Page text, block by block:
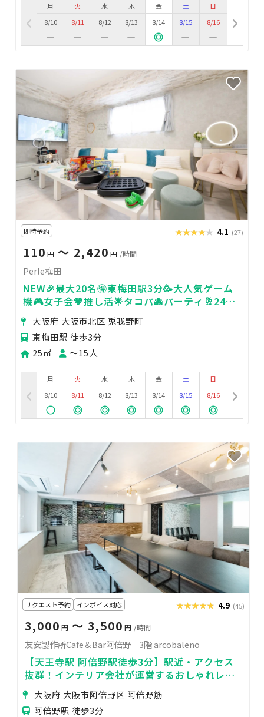
月
8/10
火
8/11
水
8/12
木
8/13
金
8/14
土
8/15
日
8/16
即時予約 ★★★★★
★★★★★ 4.1 (27)
110 円 〜 2,420 円 /時間
Perle梅田
NEW🎉最大20名🉐東梅田駅3分🥳大人気ゲーム
機🎮女子会💗推し活🌟タコパ🐙パーティ🥂24H
🏪Perle梅田
大阪府 大阪市北区 兎我野町
東梅田駅 徒歩3分
25㎡
〜15人
月
8/10
火
8/11
水
8/12
木
8/13
金
8/14
土
8/15
日
8/16
リクエスト予約 インボイス対応 ★★★★★
★★★★★ 4.9 (45)
3,000 円〜 3,500 円 /時間
友安製作所Cafe＆Bar阿倍野 3階 arcobaleno
【天王寺駅 阿倍野駅徒歩3分】駅近・アクセス
抜群！インテリア会社が運営するおしゃれレン
タルスペース✨パーティー・打ち合わせに！
大阪府 大阪市阿倍野区 阿倍野筋
阿倍野駅 徒歩3分